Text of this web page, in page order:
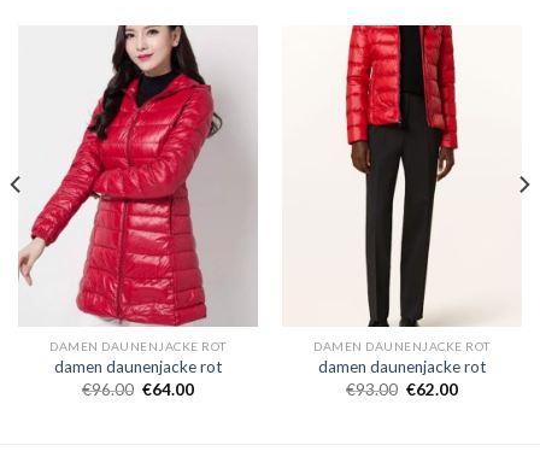
DAMEN DAUNENJACKE ROT
damen daunenjacke rot
€96.00 €64.00
DAMEN DAUNENJACKE ROT
damen daunenjacke rot
€93.00 €62.00